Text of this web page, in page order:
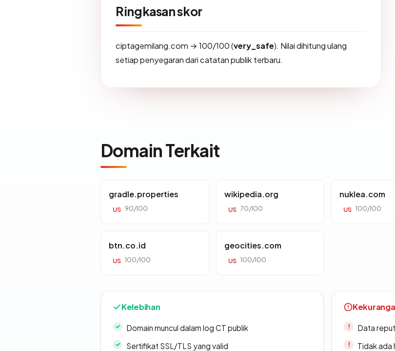
Ringkasan skor
ciptagemilang.com → 100/100 (very_safe). Nilai dihitung ulang
setiap penyegaran dari catatan publik terbaru.
Domain Terkait
gradle.properties
US 90/100
wikipedia.org
US 70/100
nuklea.com
US 100/100
btn.co.id
US 100/100
geocities.com
US 100/100
Kelebihan
Domain muncul dalam log CT publik
Sertifikat SSL/TLS yang valid
Data
Tidak ada